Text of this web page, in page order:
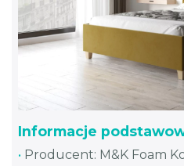
Informacje
• Producent: M&K Foam